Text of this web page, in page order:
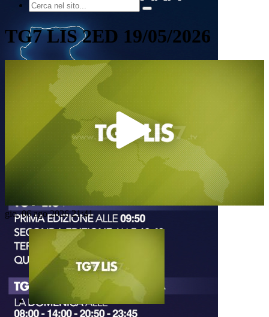
TG7 LIS 2ED 19/05/2026
Play
Video
gio, 06 ago 2026 21:41